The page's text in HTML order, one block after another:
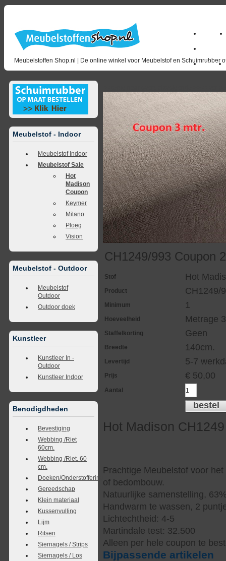
Meubelstoffen Shop.nl | De online winkel voor Meubelstof en Schuimrubber
Home
Outlet
Meubelstof - Indoor
Meubelstof Indoor
Meubelstof Sale
Hot
Madison
Coupon
Keymer
Milano
Ploeg
Vision
Meubelstof - Outdoor
Meubelstof
Outdoor
Outdoor doek
Kunstleer
Kunstleer In -
Outdoor
Kunstleer Indoor
Benodigdheden
Bevestiging
Webbing /Riet
60cm.
Webbing /Riet. 60
cm.
Doeken/Onderstoffering
Gereedschap
Klein materiaal
Kussenvulling
Lijm
Ritsen
Siernagels / Strips
Siernagels / Los
CH1249/993 Coupon
Stof Hot
Product CH1249/
Minimum 1
Hoeveelheid Metrage
Staffelkorting Geen
Breedte 140cm.
Levertijd 5-7
Prijs € 50,00
Aantal
bestel
Hot Madison CH1249
Prachtige Meubelstof voor
of bedombouw.
Natuurlijke samenstelling,
Handwarm te wassen, 2
Lichtechtheid: 4-5
Martindale test: 32.500
Alleen per hele coupon te
Bijpassende artikelen